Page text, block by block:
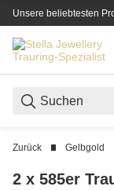
Unsere beliebtesten
Zurück Gelbgold
2 x 585er